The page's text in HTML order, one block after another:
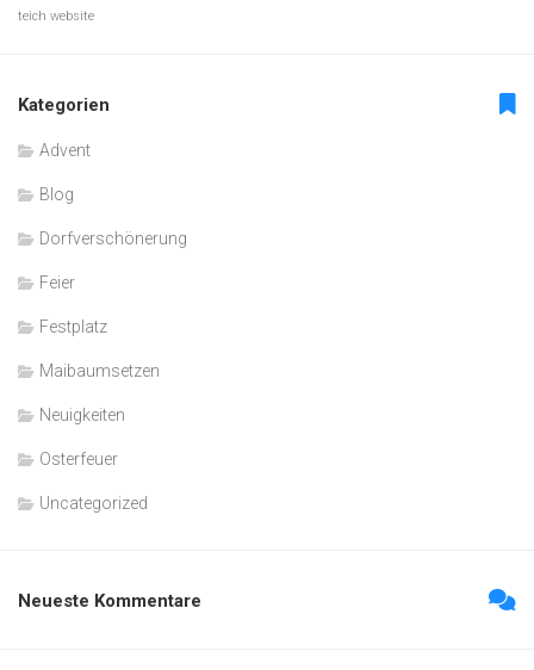
teich website
Kategorien
Advent
Blog
Dorfverschönerung
Feier
Festplatz
Maibaumsetzen
Neuigkeiten
Osterfeuer
Uncategorized
Neueste Kommentare